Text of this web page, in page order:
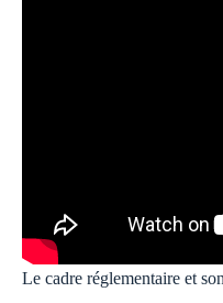
Le cadre réglementaire et